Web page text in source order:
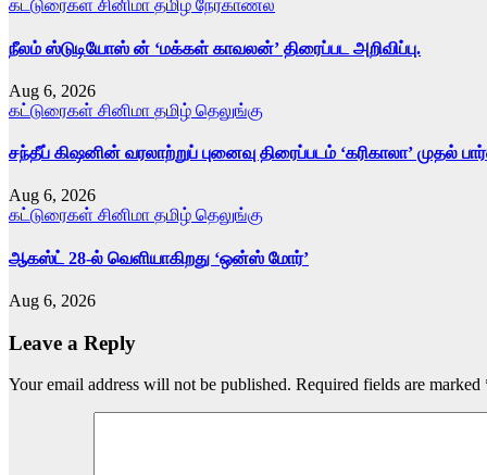
கட்டுரைகள் சினிமா தமிழ் நேர்காணல்
நீலம் ஸ்டுடியோஸ் ன் ‘மக்கள் காவலன்’ திரைப்பட அறிவிப்பு.
Aug 6, 2026
கட்டுரைகள் சினிமா தமிழ் தெலுங்கு
சந்தீப் கிஷனின் வரலாற்றுப் புனைவு திரைப்படம் ‘கரிகாலா’ முதல்
Aug 6, 2026
கட்டுரைகள் சினிமா தமிழ் தெலுங்கு
ஆகஸ்ட் 28-ல் வெளியாகிறது ‘ஒன்ஸ் மோர்’
Aug 6, 2026
Leave a Reply
Your email address will not be published. Required fields are marked